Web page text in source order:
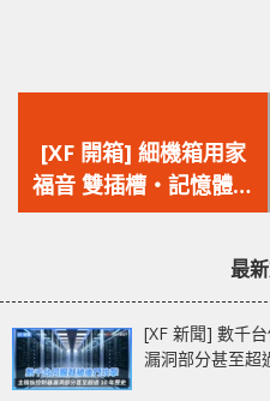
一
篇
文
[XF 開箱] 細機箱用家
福音 雙插槽‧記憶體專
用導熱管有助降溫
RTX 3070 Ti X3 OC最
[XF 新聞] 數千
漏洞部分甚至超